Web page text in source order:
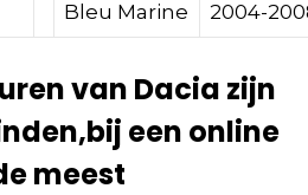
Bleu Marine 2004-
van Dacia zijn
een online
meest